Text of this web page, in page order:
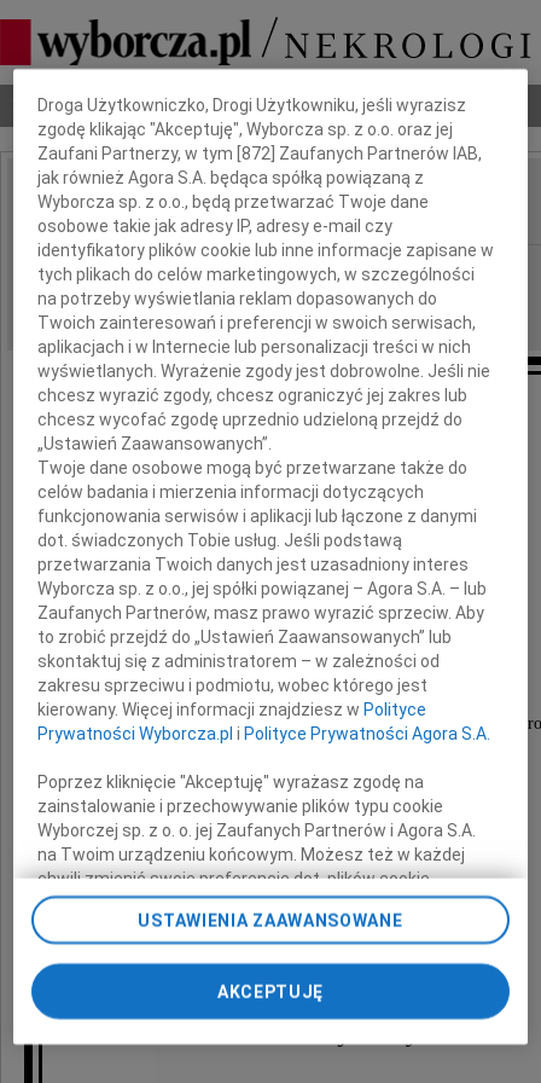
Nekrologi Odeszli Poradnik pogrzebowy
IMIĘ I NAZWISKO: Marek Łubaś
REGION: Częstochowa
DATA EMISJI: 20.01.2012
Z głębokim żalem informujemy,
że w dniu 18 stycznia 2012 roku zmarł
Marek Łabuś
radca prawny - wspólnik w Kancelarii Prawniczej
szanowany i ceniony Prawnik,
wspaniały Kolega i Przyjaciel.
Wyrazy głębokiego współczucia
Rodzinie
Dbamy o Twoją prywatność
Droga Użytkowniczko, Drogi Użytkowniku, jeśli wyrazisz
zgodę klikając "Akceptuję", Wyborcza sp. z o.o. oraz jej
Zaufani Partnerzy, w tym [872 ] Zaufanych Partnerów IAB,
jak również Agora S.A. będąca spółką powiązaną z
Wyborcza sp. z o.o., będą przetwarzać Twoje dane
osobowe takie jak adresy IP, adresy e-mail czy
identyfikatory plików cookie lub inne informacje zapisane w
tych plikach do celów marketingowych, w szczególności
na potrzeby wyświetlania reklam dopasowanych do
Twoich zainteresowań i preferencji w swoich serwisach,
aplikacjach i w Internecie lub personalizacji treści w nich
wyświetlanych. Wyrażenie zgody jest dobrowolne. Jeśli nie
chcesz wyrazić zgody, chcesz ograniczyć jej zakres lub
chcesz wycofać zgodę uprzednio udzieloną przejdź do
„Ustawień Zaawansowanych”.
Twoje dane osobowe mogą być przetwarzane także do
celów badania i mierzenia informacji dotyczących
funkcjonowania serwisów i aplikacji lub łączone z danymi
dot. świadczonych Tobie usług. Jeśli podstawą
przetwarzania Twoich danych jest uzasadniony interes
Wyborcza sp. z o.o., jej spółki powiązanej – Agora S.A. – lub
Zaufanych Partnerów, masz prawo wyrazić sprzeciw. Aby
to zrobić przejdź do „Ustawień Zaawansowanych” lub
skontaktuj się z administratorem – w zależności od
zakresu sprzeciwu i podmiotu, wobec którego jest
kierowany. Więcej informacji znajdziesz w Polityce
Prywatności Wyborcza.pl i Polityce Prywatności Agora S.A.
Poprzez kliknięcie "Akceptuję" wyrażasz zgodę na
zainstalowanie i przechowywanie plików typu cookie
Wyborczej sp. z o. o. jej Zaufanych Partnerów i Agora S.A.
na Twoim urządzeniu końcowym. Możesz też w każdej
chwili zmienić swoje preferencje dot. plików cookie,
ponownie wywołując narzędzie do zarządzania Twoimi
preferencjami dot. przetwarzania danych poprzez
odnośnik „Ustawienia prywatności” w stopce serwisu i
przechodząc do sekcji „Ustawienia zaawansowane”.
Zmiana ustawień plików cookie możliwa jest także za
pomocą ustawień przeglądarki.
USTAWIENIA ZAAWANSOWANE
AKCEPTUJĘ